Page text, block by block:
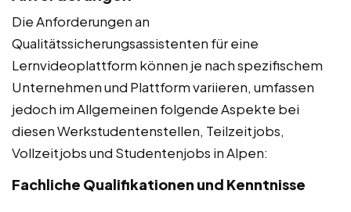
Die Anforderungen an
Qualitätssicherungsassistenten für eine
Lernvideoplattform können je nach spezifischem
Unternehmen und Plattform variieren, umfassen
jedoch im Allgemeinen folgende Aspekte bei
diesen Werkstudentenstellen, Teilzeitjobs,
Vollzeitjobs und Studentenjobs in Alpen:
Fachliche Qualifikationen und Kenntnisse